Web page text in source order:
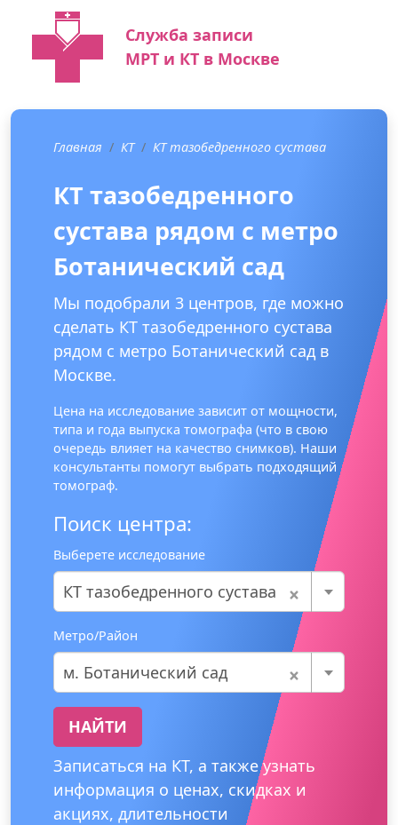
Служба записи
МРТ и КТ в Москве
Главная КТ КТ тазобедренного сустава
КТ тазобедренного
сустава рядом с метро
Ботанический сад
Мы подобрали 3 центров, где можно
сделать КТ тазобедренного сустава
рядом с метро Ботанический сад в
Москве.
Цена на исследование зависит от мощности,
типа и года выпуска томографа (что в свою
очередь влияет на качество снимков). Наши
консультанты помогут выбрать подходящий
томограф.
Поиск центра:
Выберете исследование
×
КТ тазобедренного сустава
Метро/Район
×
м. Ботанический сад
НАЙТИ
Записаться на КТ, а также узнать
информация о ценах, скидках и
акциях, длительности